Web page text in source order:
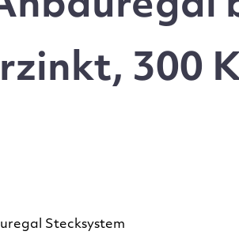
300
Stecksystem